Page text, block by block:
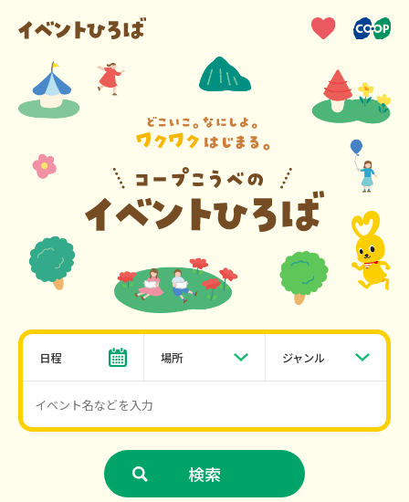
日程 場所 ジャンル